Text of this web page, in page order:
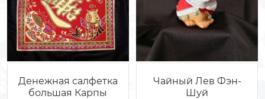
Денежная салфетка
большая Карпы
Чайный Лев Фэн-
Шуй